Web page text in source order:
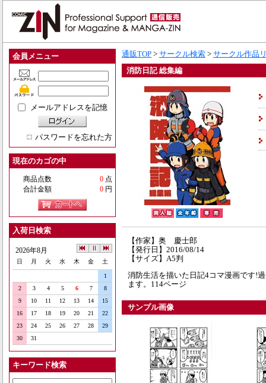
会員メニュー
メールアドレスを記憶
パスワードを忘れた方
現在のカゴの中
商品点数 0 点
合計金額
0 円
入荷日検索
2026年8月
日 月 火 水 木 金 土
1
2
3 4 5 6 7
8
9
10 11 12 13 14
15
16
17 18 19 20 21
22
23
24 25 26 27 28
29
30
31
キーワード検索
通販TOP > サークル検索 > サークル作品
消防日記 総集編
【作家】奥 慶士郎
【発行日】2016/08/14
【サイズ】A5判
消防生活を描いた日記4コマ漫画です!
ます。114ページ
サンプル画像